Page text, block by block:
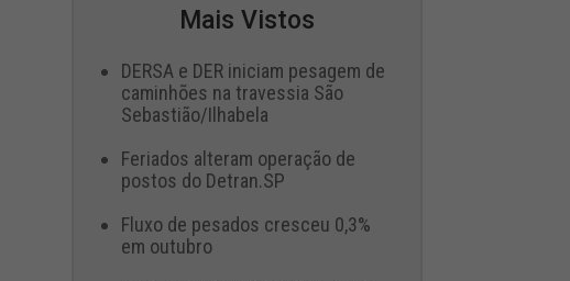
Mais Vistos
DERSA e DER iniciam pesagem de
caminhões na travessia São
Sebastião/Ilhabela
Feriados alteram operação de
postos do Detran.SP
Fluxo de pesados cresceu 0,3%
em outubro